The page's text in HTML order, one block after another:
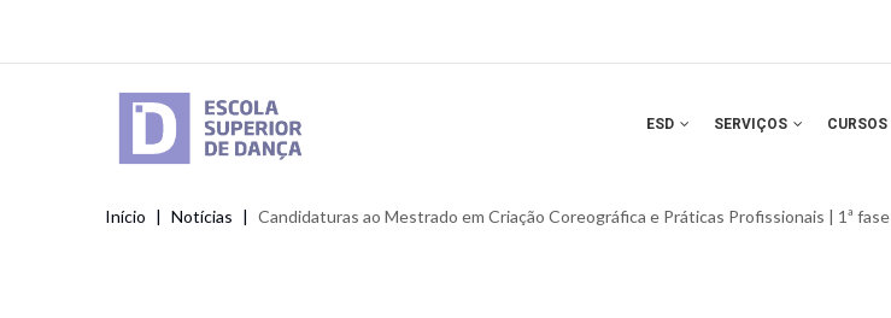
ESD SERVIÇOS CURSOS
Navegação
Início Notícias Candidaturas ao Mestrado em Criação Coreográfica e Práticas Profissionais | 1ª fase